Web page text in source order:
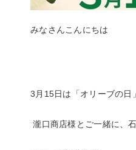
みなさんこんにちは
3月15日は「オリーブの日
瀧口商店様とご一緒に、